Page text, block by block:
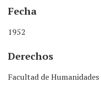
Fecha
1952
Derechos
Facultad de